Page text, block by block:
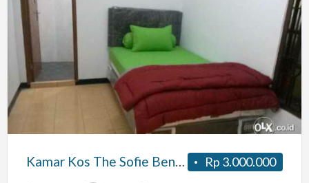
Kamar
Kos
The
Sofie
Benhil
Sudirman
Rp 3.000.000
Kamar Kos The Sofie Benhil Sudirman